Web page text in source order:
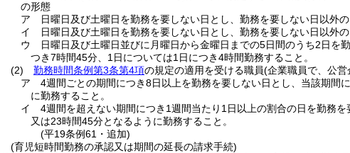
の形態
ア
日曜日及び土曜日を勤務を要しない日とし、勤務を要しない日以外
イ
日曜日及び土曜日を勤務を要しない日とし、勤務を要しない日以外
ウ
日曜日及び土曜日並びに月曜日から金曜日までの5日間のうち2日を
つき7時間45分、1日については1日につき4時間勤務すること。
(2)
勤務時間条例第3条第4項の規定の適用を受ける職員(企業職員で、公
ア
4週間ごとの期間につき8日以上を勤務を要しない日とし、当該期間
に勤務すること。
イ
4週間を超えない期間につき1週間当たり1日以上の割合の日を勤務
又は23時間45分となるように勤務すること。
(平19条例61・追加)
(育児短時間勤務の承認又は期間の延長の請求手続)